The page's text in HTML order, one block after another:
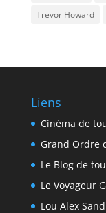
Trevor Howard
Liens
Cinéma de
Grand Ordre
Le Blog de
Le Voyageur
Lou Alex